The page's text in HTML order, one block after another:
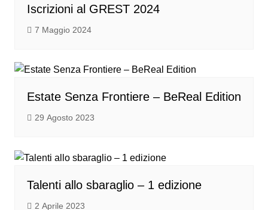
Iscrizioni al GREST 2024
7 Maggio 2024
Estate Senza Frontiere – BeReal Edition
29 Agosto 2023
Talenti allo sbaraglio – 1 edizione
2 Aprile 2023